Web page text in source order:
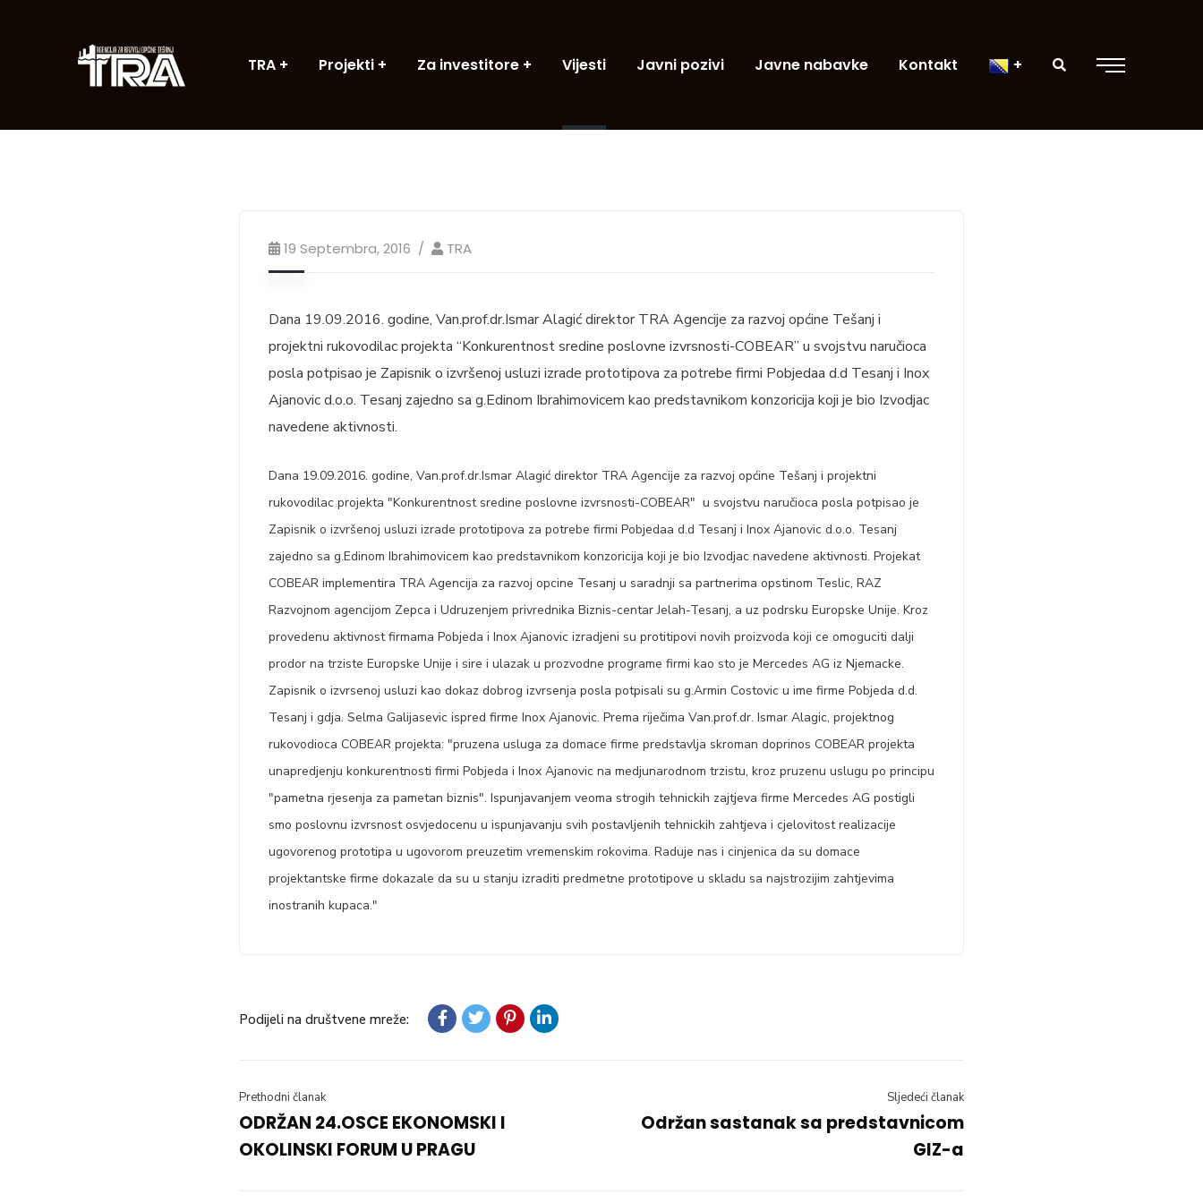
TRA Projekti Za investitore Vijesti Javni pozivi Javne nabavke Kontakt
19 Septembra, 2016 TRA
Dana 19.09.2016. godine, Van.prof.dr.Ismar Alagić direktor TRA Agencije za razvoj općine Tešanj i
projektni rukovodilac projekta “Konkurentnost sredine poslovne izvrsnosti-COBEAR” u svojstvu naručioca
posla potpisao je Zapisnik o izvršenoj usluzi izrade prototipova za potrebe firmi Pobjedaa d.d Tesanj i Inox
Ajanovic d.o.o. Tesanj zajedno sa g.Edinom Ibrahimovicem kao predstavnikom konzoricija koji je bio Izvodjac
navedene aktivnosti.
Dana 19.09.2016. godine, Van.prof.dr.Ismar Alagić direktor TRA Agencije za razvoj općine Tešanj i projektni
rukovodilac projekta "Konkurentnost sredine poslovne izvrsnosti-COBEAR" u svojstvu naručioca posla potpisao je
Zapisnik o izvršenoj usluzi izrade prototipova za potrebe firmi Pobjedaa d.d Tesanj i Inox Ajanovic d.o.o. Tesanj
zajedno sa g.Edinom Ibrahimovicem kao predstavnikom konzoricija koji je bio Izvodjac navedene aktivnosti. Projekat
COBEAR implementira TRA Agencija za razvoj opcine Tesanj u saradnji sa partnerima opstinom Teslic, RAZ
Razvojnom agencijom Zepca i Udruzenjem privrednika Biznis-centar Jelah-Tesanj, a uz podrsku Europske Unije. Kroz
provedenu aktivnost firmama Pobjeda i Inox Ajanovic izradjeni su protitipovi novih proizvoda koji ce omoguciti dalji
prodor na trziste Europske Unije i sire i ulazak u prozvodne programe firmi kao sto je Mercedes AG iz Njemacke.
Zapisnik o izvrsenoj usluzi kao dokaz dobrog izvrsenja posla potpisali su g.Armin Costovic u ime firme Pobjeda d.d.
Tesanj i gdja. Selma Galijasevic ispred firme Inox Ajanovic. Prema riječima Van.prof.dr. Ismar Alagic, projektnog
rukovodioca COBEAR projekta: "pruzena usluga za domace firme predstavlja skroman doprinos COBEAR projekta
unapredjenju konkurentnosti firmi Pobjeda i Inox Ajanovic na medjunarodnom trzistu, kroz pruzenu uslugu po principu
"pametna rjesenja za pametan biznis". Ispunjavanjem veoma strogih tehnickih zajtjeva firme Mercedes AG postigli
smo poslovnu izvrsnost osvjedocenu u ispunjavanju svih postavljenih tehnickih zahtjeva i cjelovitost realizacije
ugovorenog prototipa u ugovorom preuzetim vremenskim rokovima. Raduje nas i cinjenica da su domace
projektantske firme dokazale da su u stanju izraditi predmetne prototipove u skladu sa najstrozijim zahtjevima
inostranih kupaca."
Podijeli na društvene mreže:
Prethodni članak
ODRŽAN 24.OSCE EKONOMSKI I
OKOLINSKI FORUM U PRAGU
Sljedeći članak
Održan sastanak sa predstavnicom
GIZ-a